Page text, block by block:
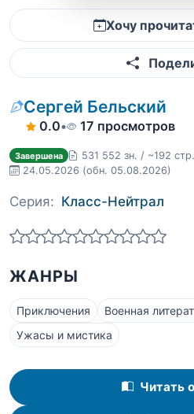
Хочу
Сергей Бельский
0.0• 17 просмотров
Завершена
531 552 зн. / ~192 стр.
24.05.2026 (обн. 05.08.2026)
Серия: Класс-Нейтрал
ЖАНРЫ
Приключения Военная
Ужасы и мистика
Читать